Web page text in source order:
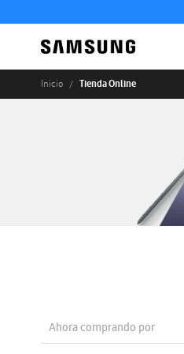
Inicio Tienda Online
Ahora comprando por